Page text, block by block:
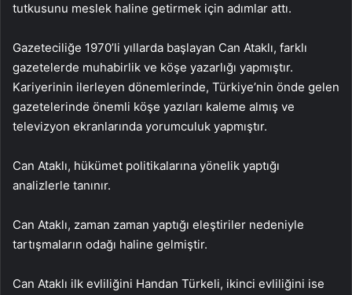
tutkusunu meslek haline getirmek için adımlar attı.
Gazeteciliğe 1970’li yıllarda başlayan Can Ataklı, farklı
gazetelerde muhabirlik ve köşe yazarlığı yapmıştır.
Kariyerinin ilerleyen dönemlerinde, Türkiye’nin önde gelen
gazetelerinde önemli köşe yazıları kaleme almış ve
televizyon ekranlarında yorumculuk yapmıştır.
Can Ataklı, hükümet politikalarına yönelik yaptığı
analizlerle tanınır.
Can Ataklı, zaman zaman yaptığı eleştiriler nedeniyle
tartışmaların odağı haline gelmiştir.
Can Ataklı ilk evliliğini Handan Türkeli, ikinci evliliğini ise